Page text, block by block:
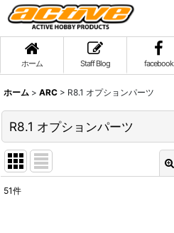
ホーム Staff Blog facebook
ホーム > ARC > R8.1 オプションパーツ
R8.1 オプションパーツ
51件